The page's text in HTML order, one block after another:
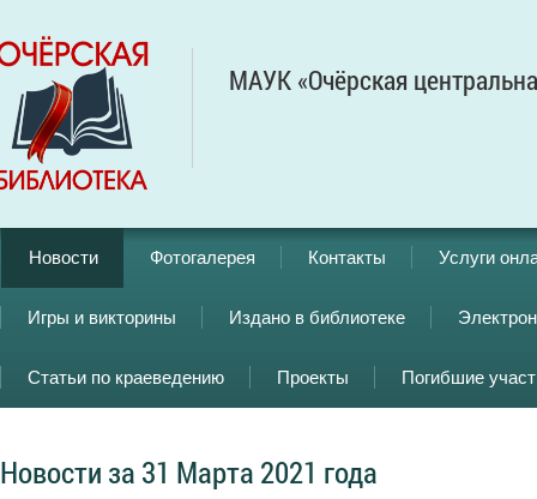
МАУК «Очёрская
Новости Фотогалерея Контакты Услуги
Игры и викторины Издано в библиотеке
Статьи по краеведению Проекты Погибшие
Новости за 31 Марта 2021 года